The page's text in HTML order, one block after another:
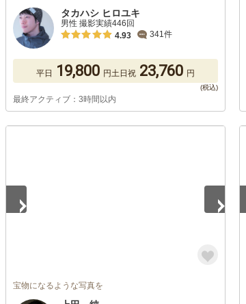
タカハシ ヒロユキ
男性 撮影実績446回
4.93
341件
平日 19,800 円土日祝 23,760 円
最終アクティブ：3時間以内
宝物になるような写真を